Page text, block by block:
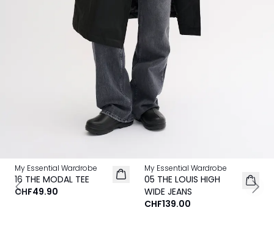
My Essential Wardrobe
16 THE MODAL TEE
CHF49.90
NEU
My Essential Wardrobe
05 THE LOUIS HIGH
WIDE JEANS
CHF139.00
Previous slide